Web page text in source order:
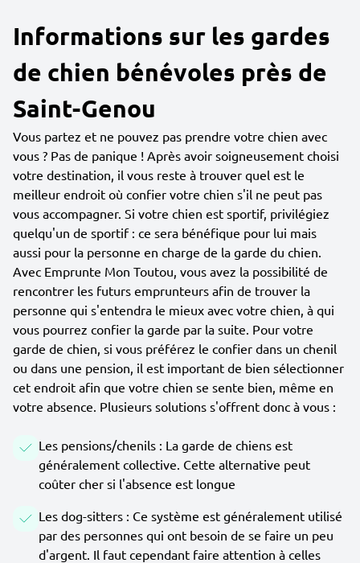
Informations sur les gardes
de chien bénévoles près de
Saint-Genou
Vous partez et ne pouvez pas prendre votre chien avec
vous ? Pas de panique ! Après avoir soigneusement choisi
votre destination, il vous reste à trouver quel est le
meilleur endroit où confier votre chien s'il ne peut pas
vous accompagner. Si votre chien est sportif, privilégiez
quelqu'un de sportif : ce sera bénéfique pour lui mais
aussi pour la personne en charge de la garde du chien.
Avec Emprunte Mon Toutou, vous avez la possibilité de
rencontrer les futurs emprunteurs afin de trouver la
personne qui s'entendra le mieux avec votre chien, à qui
vous pourrez confier la garde par la suite. Pour votre
garde de chien, si vous préférez le confier dans un chenil
ou dans une pension, il est important de bien sélectionner
cet endroit afin que votre chien se sente bien, même en
votre absence. Plusieurs solutions s'offrent donc à vous :
Les pensions/chenils : La garde de chiens est
généralement collective. Cette alternative peut
coûter cher si l'absence est longue
Les dog-sitters : Ce système est généralement utilisé
par des personnes qui ont besoin de se faire un peu
d'argent. Il faut cependant faire attention à celles